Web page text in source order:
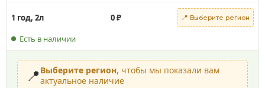
1 год, 2л 0₽ 📍 Выберите регион
Есть в наличии
📍 Выберите регион, чтобы мы показали вам
актуальное наличие